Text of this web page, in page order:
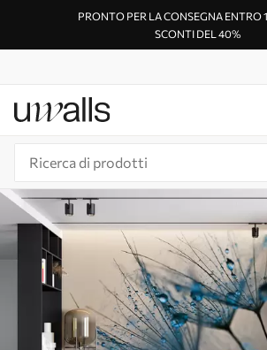
PRONTO PER LA CONSEGNA ENTRO
SCONTI DEL 40%